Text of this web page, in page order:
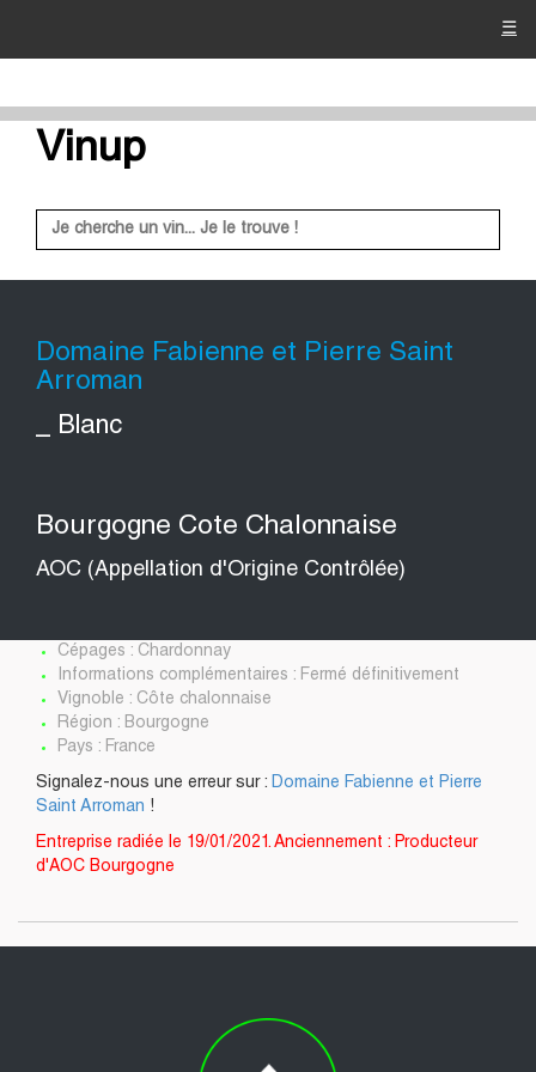
☰
Vinup
Domaine Fabienne et Pierre Saint
Arroman
_ Blanc
Bourgogne Cote Chalonnaise
AOC (Appellation d'Origine Contrôlée)
Cépages : Chardonnay
Informations complémentaires : Fermé définitivement
Vignoble : Côte chalonnaise
Région : Bourgogne
Pays : France
Signalez-nous une erreur sur : Domaine Fabienne et Pierre
Saint Arroman !
Entreprise radiée le 19/01/2021. Anciennement : Producteur
d'AOC Bourgogne